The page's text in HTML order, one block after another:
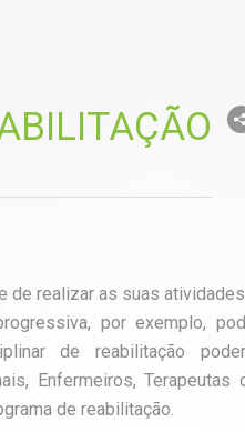
realizar as suas
por exemplo,
de reabilitação
Enfermeiros,
de reabilitação.